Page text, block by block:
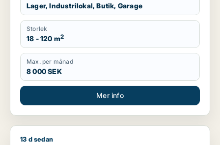
Lager, Industrilokal, Butik, Garage
Storlek
18 - 120 m2
Max. per månad
8 000 SEK
Mer info
Jag söker butik, restauranglokal, bostadsfastighet, hotell
13 d sedan